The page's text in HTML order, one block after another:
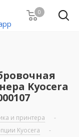
0
Kyocera
и принтера
-
Kyocera
-